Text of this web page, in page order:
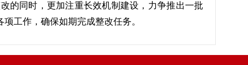
的同时，更加注重长效机制建设，力争推出一批
工作，确保如期完成整改任务。